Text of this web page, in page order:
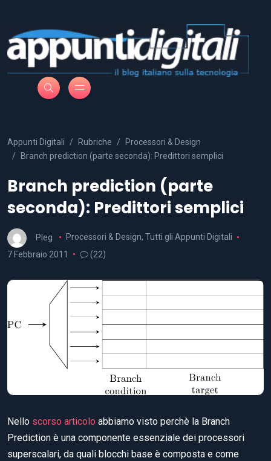
Appunti Digitali Rubriche
Processori & Design
Branch prediction (parte seconda): Predittori semplici
Branch prediction (parte
seconda): Predittori semplici
Pleg Processori & Design, Tutti gli Appunti Digitali
7 Febbraio 2011
(22)
Nello scorso articolo abbiamo visto perchè la Branch
Prediction è una componente essenziale dei processori
superscalari, da quali blocchi base è composta e come